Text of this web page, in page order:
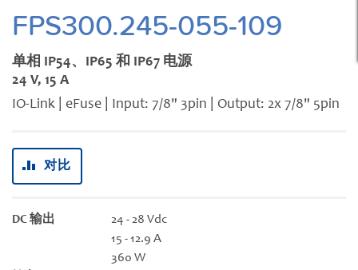
FPS300.245-055-109
单相 IP54、IP65 和 IP67 电源
24 V, 15 A
IO-Link | eFuse | Input: 7/8" 3pin | Output: 2x 7/8" 5pin
对比
DC 输出
24 - 28 Vdc
15 - 12.9 A
360 W
图
像
库
的
开
头